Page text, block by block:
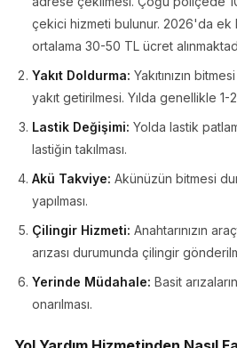
çekici hizmeti bulunur. 2026'da ek
ortalama 30-50 TL ücret
Yakıt Doldurma: Yakıtınızın
yakıt getirilmesi. Yılda genellikle
Lastik Değişimi: Yolda lastik
lastiğin takılması.
Akü Takviye: Akünüzün bitmesi
yapılması.
Çilingir Hizmeti: Anahtarınızın
arızası durumunda çilingir
Yerinde Müdahale: Basit
onarılması.